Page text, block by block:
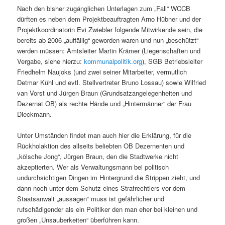
Nach den bisher zugänglichen Unterlagen zum „Fall“ WCCB
dürften es neben dem Projektbeauftragten Arno Hübner und der
Projektkoordinatorin Evi Zwiebler folgende Mitwirkende sein, die
bereits ab 2006 „auffällig“ geworden waren und nun „beschützt“
werden müssen: Amtsleiter Martin Krämer (Liegenschaften und
Vergabe, siehe hierzu:kommunalpolitik.org), SGB Betriebsleiter
Friedhelm Naujoks (und zwei seiner Mitarbeiter, vermutlich
Detmar Kühl und evtl. Stellvertreter Bruno Lossau) sowie Wilfried
van Vorst und Jürgen Braun (Grundsatzangelegenheiten und
Dezernat OB) als rechte Hände und „Hintermänner“ der Frau
Dieckmann.
Unter Umständen findet man auch hier die Erklärung, für die
Rückholaktion des allseits beliebten OB Dezernenten und
„kölsche Jong“, Jürgen Braun, den die Stadtwerke nicht
akzeptierten. Wer als Verwaltungsmann bei politisch
undurchsichtigen Dingen im Hintergrund die Strippen zieht, und
dann noch unter dem Schutz eines Strafrechtlers vor dem
Staatsanwalt „aussagen“ muss ist gefährlicher und
rufschädigender als ein Politiker den man eher bei kleinen und
großen „Unsauberkeiten“ überführen kann.